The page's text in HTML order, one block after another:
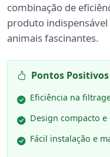
combinação de
produto
animais fascinantes.
Pontos Positivos
Eficiência na
Design compacto e
Fácil instalação e